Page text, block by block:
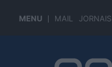
MENU MAIL JORNAIS